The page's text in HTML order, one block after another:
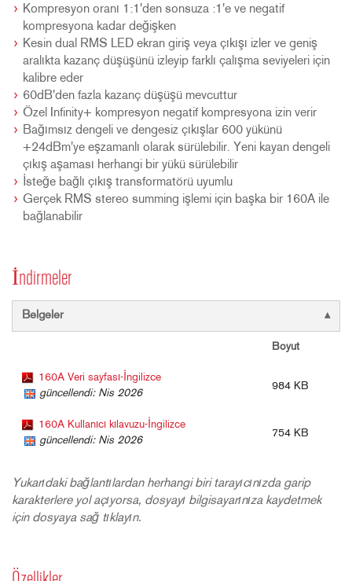
Kompresyon oranı 1:1'den sonsuza :1'e ve negatif
kompresyona kadar değişken
Kesin dual RMS LED ekran giriş veya çıkışı izler ve geniş
aralıkta kazanç düşüşünü izleyip farklı çalışma seviyeleri için
kalibre eder
60dB'den fazla kazanç düşüşü mevcuttur
Özel Infinity+ kompresyon negatif kompresyona izin verir
Bağımsız dengeli ve dengesiz çıkışlar 600 yükünü
+24dBm'ye eşzamanlı olarak sürülebilir. Yeni kayan dengeli
çıkış aşaması herhangi bir yükü sürülebilir
İsteğe bağlı çıkış transformatörü uyumlu
Gerçek RMS stereo summing işlemi için başka bir 160A ile
bağlanabilir
İndirmeler
Belgeler
Boyut
160A Veri sayfası-İngilizce
güncellendi: Nis 2026
984 KB
160A Kullanıcı kılavuzu-İngilizce
güncellendi: Nis 2026
754 KB
Yukarıdaki bağlantılardan herhangi biri tarayıcınızda garip
karakterlere yol açıyorsa, dosyayı bilgisayarınıza kaydetmek
için dosyaya sağ tıklayın.